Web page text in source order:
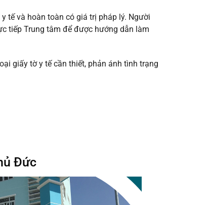
tế và hoàn toàn có giá trị pháp lý. Người
tiếp Trung tâm để được hướng dẫn làm
giấy tờ y tế cần thiết, phản ánh tình trạng
Đức